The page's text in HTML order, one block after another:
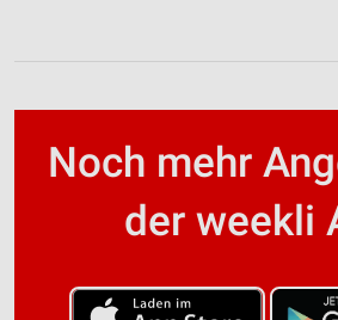
Noch mehr
der weekli